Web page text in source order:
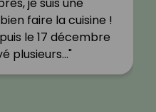
faire la cuisine !
le 17 décembre
plusieurs…"